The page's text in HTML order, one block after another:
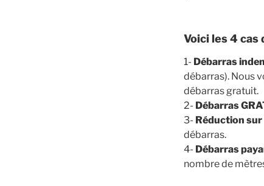
Voici les 4
1- Débarras
débarras). Nous
débarras gratuit.
2- Débarras
3- Réduction sur
débarras.
4- Débarras
nombre de